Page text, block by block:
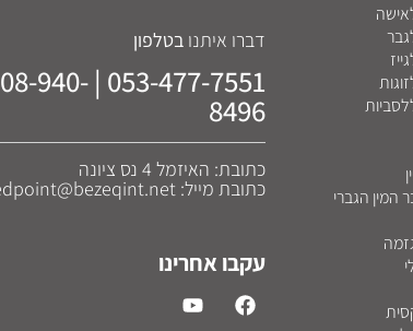
המין הגברי
דברו איתנו בטלפון
053-477-7551 | 08-940-
8496
כתובת: האיזמל 4 נס ציונה
כתובת מייל: redpoint@bezeqint.net
עקבו אחרינו